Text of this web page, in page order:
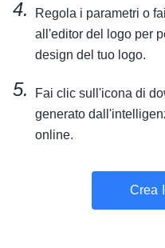
Regola i parametri o
all'editor del logo per
design del tuo logo.
Fai clic sull'icona di
generato
online.
Crea